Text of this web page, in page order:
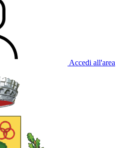
Accedi all'area